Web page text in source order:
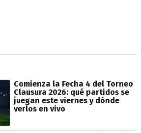
Comienza la Fecha 4 del Torneo
Clausura 2026: qué partidos se
juegan este viernes y dónde
verlos en vivo